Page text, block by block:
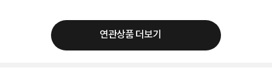
연관상품 더보기